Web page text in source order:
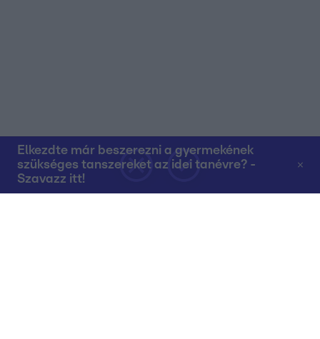
Elkezdte már beszerezni a gyermekének
szükséges tanszereket az idei tanévre? -
Szavazz itt!